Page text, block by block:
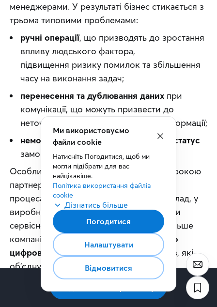
менеджерами. У результаті бізнес стикається з
трьома типовими проблемами:
ручні операції, що призводять до зростання
впливу людського фактора,
підвищення ризику помилок та збільшення
часу на виконання задач;
перенесення та дублювання даних при
комунікації, що можуть призвести до
неточностей та втрати необхідної інформації;
неможливість зрозуміти актуальний статус
замовлення в режимі реального часу.
Особливо це помітно у компаніях із широкою
партнерською мережею або складними
процесами ланцюга постачання, наприклад, у
виробництві, агросекторі, дистрибуції чи
сервісному бізнесі. Саме тому дедалі більше
компаній переходять до
моделі єдиного
цифрового середовища – B2B-порталів, які
об’єднують комунікацію, документообіг,
замовлення та дані в одному просторі.
Прикладом такого підходу є Portality
Ми використовуємо
файли cookie
Натисніть Погодитися, щоб ми
могли підібрати для вас
найцікавіше.
Політика використання файлів
cookie
Дізнатись більше
Погодитися
Налаштувати
Відмовитися